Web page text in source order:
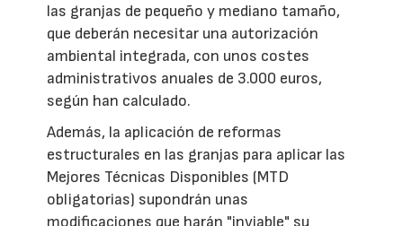
las granjas de pequeño y mediano tamaño,
que deberán necesitar una autorización
ambiental integrada, con unos costes
administrativos anuales de 3.000 euros,
según han calculado.
Además, la aplicación de reformas
estructurales en las granjas para aplicar las
Mejores Técnicas Disponibles (MTD
obligatorias) supondrán unas